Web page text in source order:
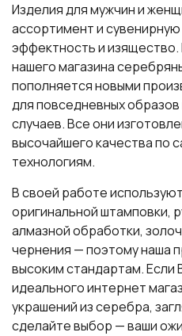
Изделия для мужчин и
ассортимент и
эффектность и
нашего магазина
пополняется новыми
для повседневных
случаев. Все они
высочайшего качества по
технологиям.
В своей работе
оригинальной штамповки,
алмазной обработки,
чернения — поэтому наша
высоким стандартам. Если
идеального интернет
украшений из серебра,
сделайте выбор — ваши